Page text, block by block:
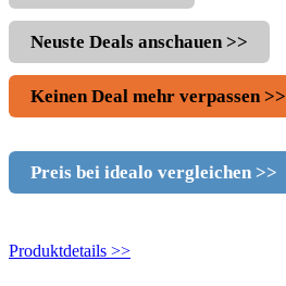
Neuste Deals anschauen >>
Keinen Deal mehr verpassen >>
Preis bei idealo vergleichen >>
Produktdetails >>